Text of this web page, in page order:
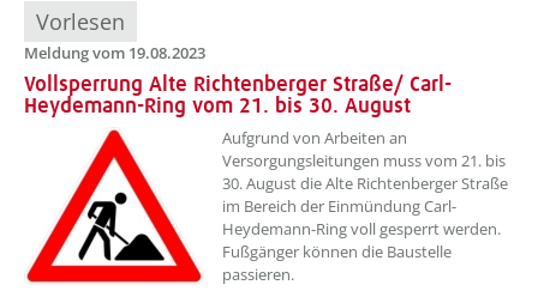
Vorlesen
Meldung vom 19.08.2023
Vollsperrung Alte Richtenberger Straße/ Carl-
Heydemann-Ring vom 21. bis 30. August
??? absaetzeOben[1]/titel ???
Aufgrund von Arbeiten an
Versorgungsleitungen muss vom 21. bis
30. August die Alte Richtenberger Straße
im Bereich der Einmündung Carl-
Heydemann-Ring voll gesperrt werden.
Fußgänger können die Baustelle
passieren.